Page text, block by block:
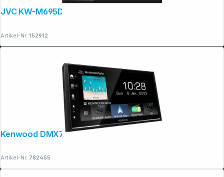
JVC KW-M695DBW
Artikel-Nr.:152912
Kenwood DMX7722DABS
Artikel-Nr.:782455